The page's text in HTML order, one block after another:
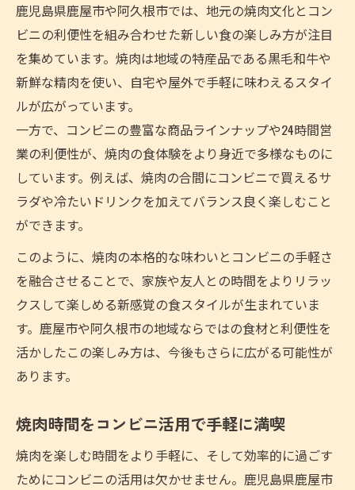
忙しい日常に焼肉とコンビニの活用法
忙しい毎日を焼肉とコンビニで豊かに
時短で楽しむ焼肉とコンビニの組み合わせ
焼肉時間を作るためのコンビニ活用術
焼肉とコンビニで叶う手軽なご褒美時間
忙しい日々こそ焼肉とコンビニを活用
セルフBBQで広がる鹿児島の焼肉時間
セルフBBQで体験する焼肉とコンビニ
焼肉を楽しむセルフBBQの手軽な始め方
焼肉とコンビニがつなぐBBQの新スタイル
セルフBBQに便利な焼肉向けコンビニ商品
焼肉のセルフBBQが人気の理由を解説
焼肉をもっと身近にする方法とは
焼肉をもっと手軽に味わうヒント集
焼肉とコンビニ利用で広がる可能性
焼肉の楽しみ方を身近で実践する方法
鹿児島県鹿屋市や阿久根市では、地元の焼肉文化とコン
ビニの利便性を組み合わせた新しい食の楽しみ方が注目
を集めています。焼肉は地域の特産品である黒毛和牛や
新鮮な精肉を使い、自宅や屋外で手軽に味わえるスタイ
ルが広がっています。
一方で、コンビニの豊富な商品ラインナップや24時間営
業の利便性が、焼肉の食体験をより身近で多様なものに
しています。例えば、焼肉の合間にコンビニで買えるサ
ラダや冷たいドリンクを加えてバランス良く楽しむこと
ができます。
このように、焼肉の本格的な味わいとコンビニの手軽さ
を融合させることで、家族や友人との時間をよりリラッ
クスして楽しめる新感覚の食スタイルが生まれていま
す。鹿屋市や阿久根市の地域ならではの食材と利便性を
活かしたこの楽しみ方は、今後もさらに広がる可能性が
あります。
焼肉時間をコンビニ活用で手軽に満喫
焼肉を楽しむ時間をより手軽に、そして効率的に過ごす
ためにコンビニの活用は欠かせません。鹿児島県鹿屋市